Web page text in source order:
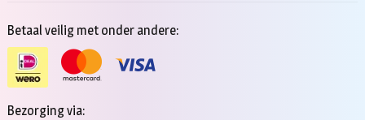
Betaal veilig met onder andere:
Bezorging via: